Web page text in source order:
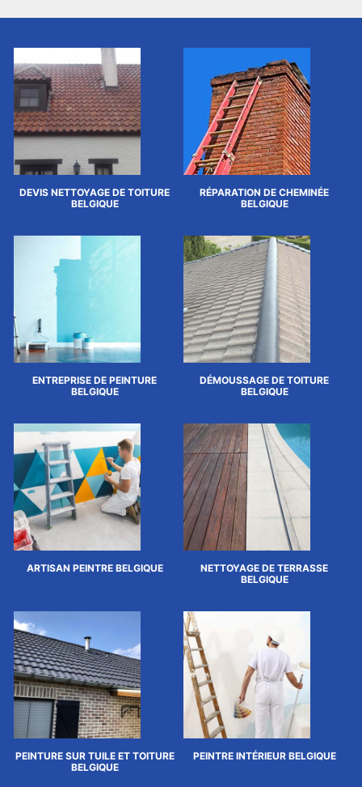
DEVIS NETTOYAGE DE TOITURE
BELGIQUE
RÉPARATION DE CHEMINÉE
BELGIQUE
ENTREPRISE DE PEINTURE
BELGIQUE
DÉMOUSSAGE DE TOITURE
BELGIQUE
ARTISAN PEINTRE BELGIQUE
NETTOYAGE DE TERRASSE
BELGIQUE
PEINTURE SUR TUILE ET TOITURE
BELGIQUE
PEINTRE INTÉRIEUR BELGIQUE